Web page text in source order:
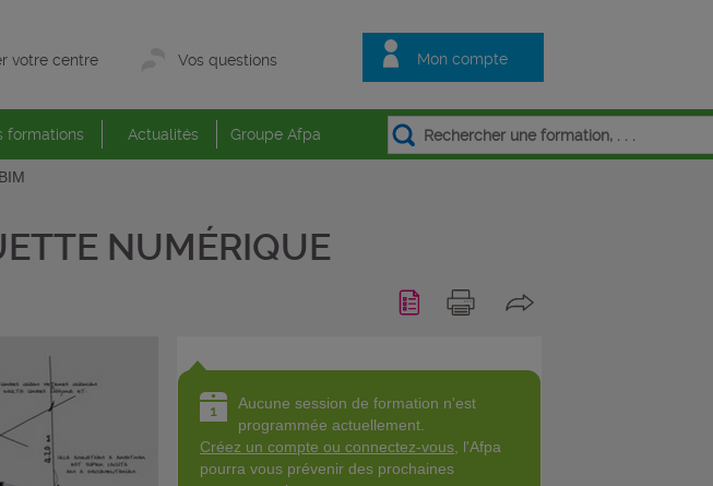
Mon compte
votre centre Vos questions
formations Actualités Groupe Afpa
NUMÉRIQUE
Aucune session de formation n'est
programmée actuellement.
Créez un compte ou connectez-vous , l'Afpa
pourra vous prévenir des prochaines